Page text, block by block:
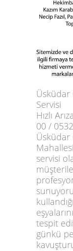
Üsküdar
Servisi
Hızlı
00 /
Üsküdar
servisi
tespit
günkü